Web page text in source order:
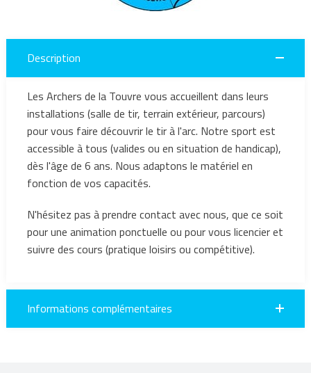
Description
Les Archers de la Touvre vous accueillent dans leurs
installations (salle de tir, terrain extérieur, parcours)
pour vous faire découvrir le tir à l'arc. Notre sport est
accessible à tous (valides ou en situation de handicap),
dès l'âge de 6 ans. Nous adaptons le matériel en
fonction de vos capacités.
N'hésitez pas à prendre contact avec nous, que ce soit
pour une animation ponctuelle ou pour vous licencier et
suivre des cours (pratique loisirs ou compétitive).
Informations complémentaires